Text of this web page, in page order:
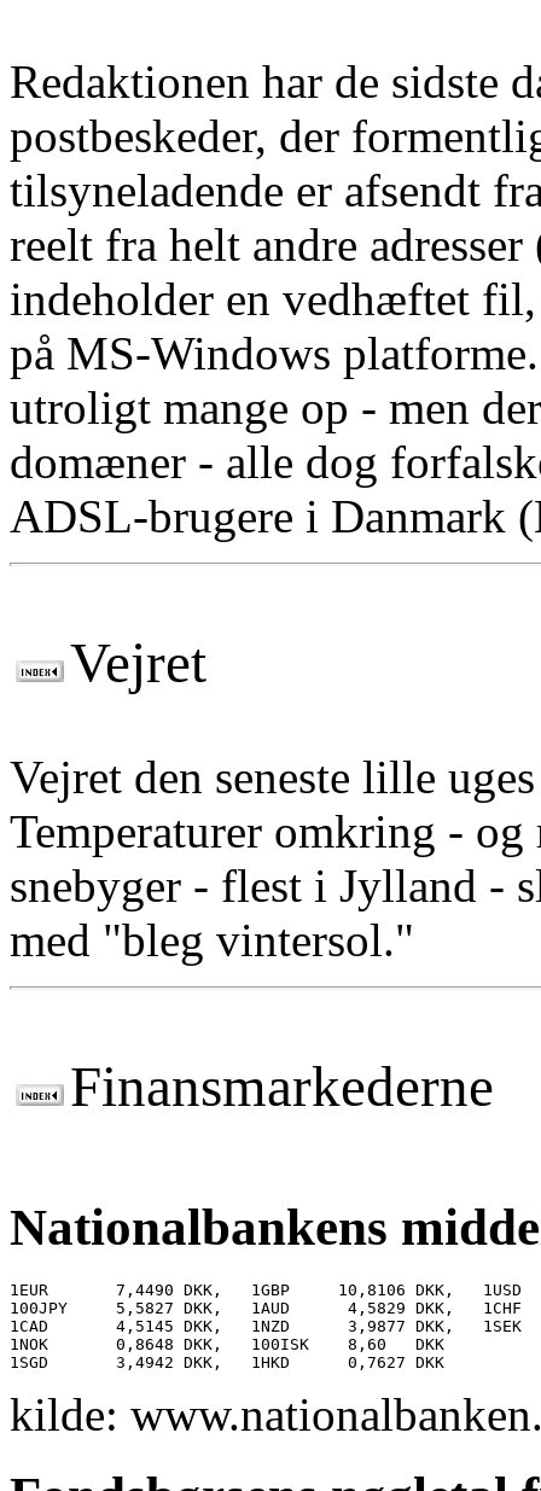
Redaktionen har de sidste
postbeskeder, der
tilsyneladende er afsendt
reelt fra helt andre
indeholder en vedhæftet
på MS-Windows
utroligt mange op - men
domæner - alle dog
ADSL-brugere i Danmark
Vejret
Vejret den seneste lille
Temperaturer omkring -
snebyger - flest i Jylland -
med "bleg vintersol."
Finansmarkederne
Nationalbankens
1EUR       7,4490 DKK,   1GBP     10,8106 DKK,   1USD
100JPY     5,5827 DKK,   1AUD      4,5829 DKK,
1CAD       4,5145 DKK,   1NZD      3,9877 DKK,   1SEK
1NOK       0,8648 DKK,   100ISK    8,60   DKK
kilde: